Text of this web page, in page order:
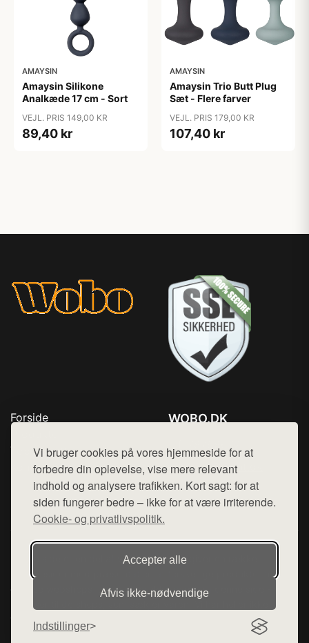
Vi bruger cookies på vores hjemmeside for at
forbedre din oplevelse, vise mere relevant
indhold og analysere trafikken. Kort sagt: for at
siden fungerer bedre – ikke for at være irriterende.
Cookie- og privatlivspolitik.
Accepter alle
Afvis ikke‑nødvendige
Indstillinger
AMAYSIN
Amaysin Silikone
Analkæde 17 cm - Sort
VEJL. PRIS 149,00 KR
89,40 kr
AMAYSIN
Amaysin Trio Butt Plug
Sæt - Flere farver
VEJL. PRIS 179,00 KR
107,40 kr
Forside
Top Rabatter
Kontakt
WOBO.DK
Mail: hej@want.dk
Cookie- og privatlivspolitik
Denne side er en del af want.dk, der udgiver en række
hjemmesider med præsentation af forskellige produkter fra
diverse webshops. Der sælges ikke varer fra denne side - vi
henviser til de shops, som sælger varen. Vi har heller ikke
varerne på lager.